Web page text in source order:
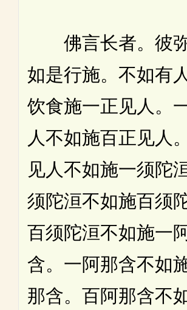
佛言长者。彼
如是行施。不如有
饮食施一正见人。
人不如施百正见人
见人不如施一须陀
须陀洹不如施百须
百须陀洹不如施一
含。一阿那含不如
那含。百阿那含不